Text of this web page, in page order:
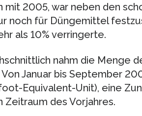
mit 2005, war neben den
noch für Düngemittel
als 10% verringerte.
nahm die Menge
Januar bis September
Equivalent-Unit), eine
des Vorjahres.